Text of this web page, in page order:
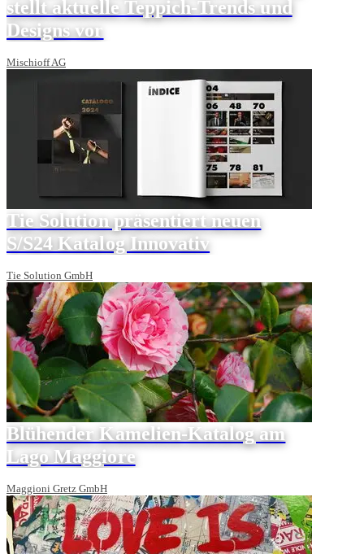
stellt aktuelle Teppich-Trends und
Designs vor
Mischioff AG
Tie Solution präsentiert neuen
S/S24 Katalog Innovativ
Tie Solution GmbH
Blühender Kamelien-Katalog am
Lago Maggiore
Maggioni Gretz GmbH